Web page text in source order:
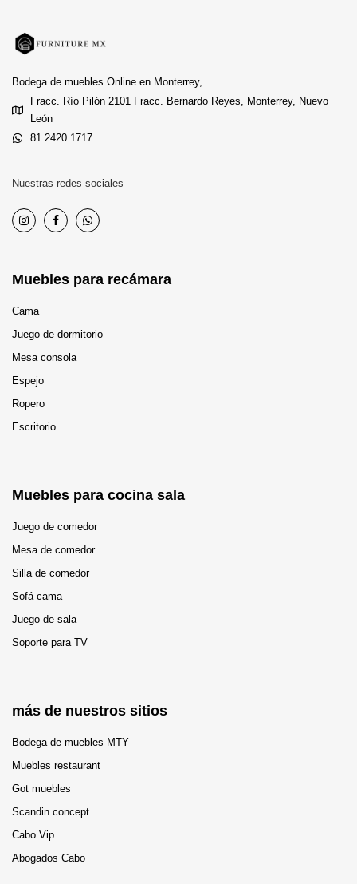
Bodega de muebles Online en Monterrey,
Fracc. Río Pilón 2101 Fracc. Bernardo Reyes, Monterrey, Nuevo
León
81 2420 1717
Nuestras redes sociales
Muebles para recámara
Cama
Juego de dormitorio
Mesa consola
Espejo
Ropero
Escritorio
Muebles para cocina sala
Juego de comedor
Mesa de comedor
Silla de comedor
Sofá cama
Juego de sala
Soporte para TV
más de nuestros sitios
Bodega de muebles MTY
Muebles restaurant
Got muebles
Scandin concept
Cabo Vip
Abogados Cabo